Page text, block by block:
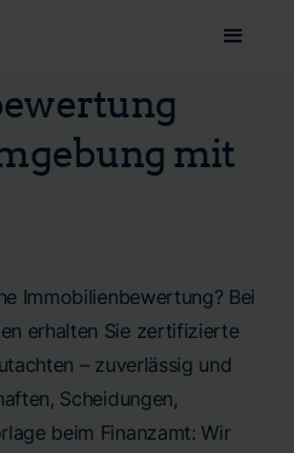
mit
Immobilienbewertung? Bei
erhalten Sie zertifizierte
– zuverlässig und
Scheidungen,
beim Finanzamt: Wir